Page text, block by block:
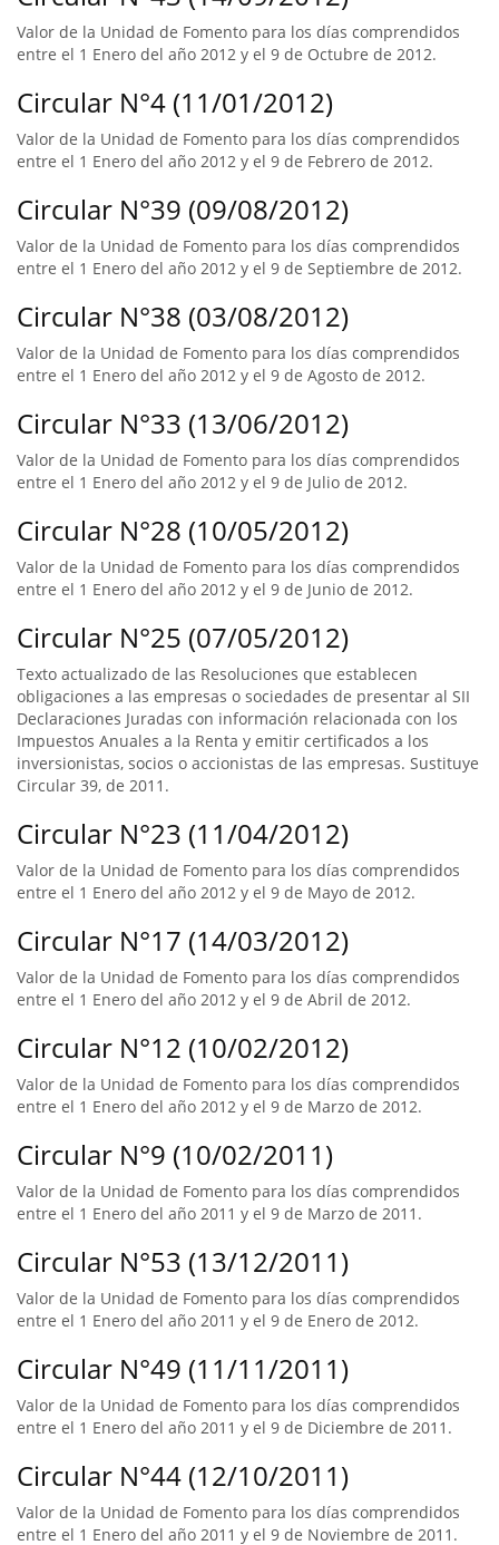
Valor de la Unidad de Fomento para los días comprendidos
entre el 1 Enero del año 2012 y el 9 de Octubre de 2012.
Circular N°4 (11/01/2012)
Valor de la Unidad de Fomento para los días comprendidos
entre el 1 Enero del año 2012 y el 9 de Febrero de 2012.
Circular N°39 (09/08/2012)
Valor de la Unidad de Fomento para los días comprendidos
entre el 1 Enero del año 2012 y el 9 de Septiembre de 2012.
Circular N°38 (03/08/2012)
Valor de la Unidad de Fomento para los días comprendidos
entre el 1 Enero del año 2012 y el 9 de Agosto de 2012.
Circular N°33 (13/06/2012)
Valor de la Unidad de Fomento para los días comprendidos
entre el 1 Enero del año 2012 y el 9 de Julio de 2012.
Circular N°28 (10/05/2012)
Valor de la Unidad de Fomento para los días comprendidos
entre el 1 Enero del año 2012 y el 9 de Junio de 2012.
Circular N°25 (07/05/2012)
Texto actualizado de las Resoluciones que establecen
obligaciones a las empresas o sociedades de presentar al SII
Declaraciones Juradas con información relacionada con los
Impuestos Anuales a la Renta y emitir certificados a los
inversionistas, socios o accionistas de las empresas. Sustituye
Circular 39, de 2011.
Circular N°23 (11/04/2012)
Valor de la Unidad de Fomento para los días comprendidos
entre el 1 Enero del año 2012 y el 9 de Mayo de 2012.
Circular N°17 (14/03/2012)
Valor de la Unidad de Fomento para los días comprendidos
entre el 1 Enero del año 2012 y el 9 de Abril de 2012.
Circular N°12 (10/02/2012)
Valor de la Unidad de Fomento para los días comprendidos
entre el 1 Enero del año 2012 y el 9 de Marzo de 2012.
Circular N°9 (10/02/2011)
Valor de la Unidad de Fomento para los días comprendidos
entre el 1 Enero del año 2011 y el 9 de Marzo de 2011.
Circular N°53 (13/12/2011)
Valor de la Unidad de Fomento para los días comprendidos
entre el 1 Enero del año 2011 y el 9 de Enero de 2012.
Circular N°49 (11/11/2011)
Valor de la Unidad de Fomento para los días comprendidos
entre el 1 Enero del año 2011 y el 9 de Diciembre de 2011.
Circular N°44 (12/10/2011)
Valor de la Unidad de Fomento para los días comprendidos
entre el 1 Enero del año 2011 y el 9 de Noviembre de 2011.